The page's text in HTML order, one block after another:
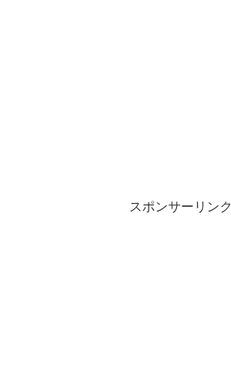
スポンサーリンク